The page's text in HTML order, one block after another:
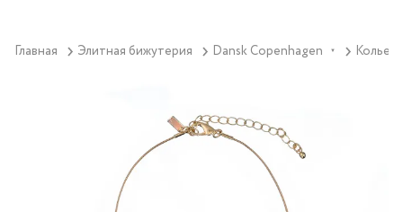
Главная Элитная бижутерия Dansk Copenhagen ▼ Колье